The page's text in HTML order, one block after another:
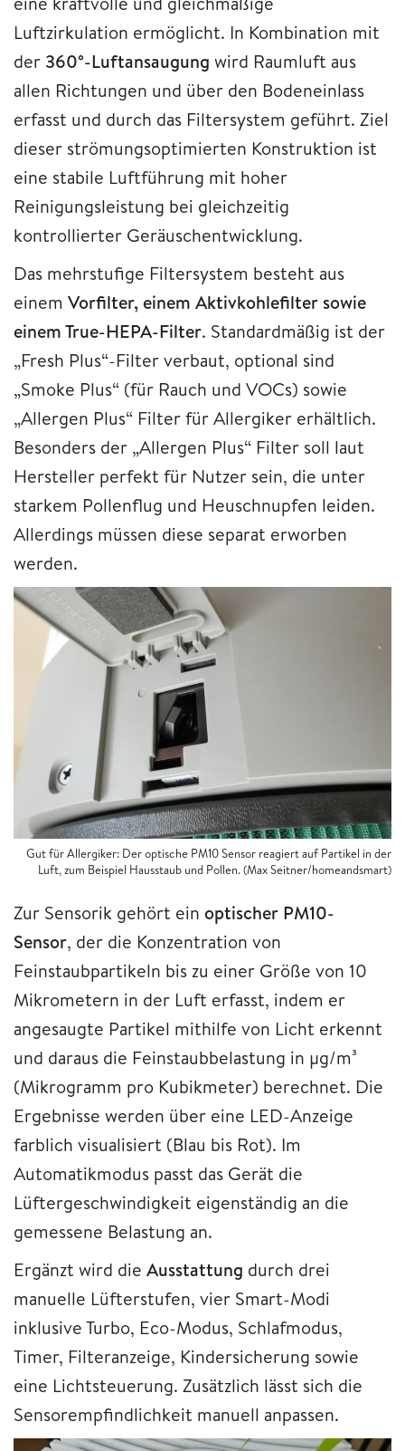
Luftzirkulation ermöglicht. In Kombination mit
der 360°-Luftansaugung wird Raumluft aus
allen Richtungen und über den Bodeneinlass
erfasst und durch das Filtersystem geführt. Ziel
dieser strömungsoptimierten Konstruktion ist
eine stabile Luftführung mit hoher
Reinigungsleistung bei gleichzeitig
kontrollierter Geräuschentwicklung.
Das mehrstufige Filtersystem besteht aus
einem Vorfilter, einem Aktivkohlefilter sowie
einem True-HEPA-Filter. Standardmäßig ist der
„Fresh Plus“-Filter verbaut, optional sind
„Smoke Plus“ (für Rauch und VOCs) sowie
„Allergen Plus“ Filter für Allergiker erhältlich.
Besonders der „Allergen Plus“ Filter soll laut
Hersteller perfekt für Nutzer sein, die unter
starkem Pollenflug und Heuschnupfen leiden.
Allerdings müssen diese separat erworben
werden.
Gut für Allergiker: Der optische PM10 Sensor reagiert auf Partikel in der
Luft, zum Beispiel Hausstaub und Pollen. (Max Seitner/homeandsmart)
Zur Sensorik gehört ein optischer PM10-
Sensor, der die Konzentration von
Feinstaubpartikeln bis zu einer Größe von 10
Mikrometern in der Luft erfasst, indem er
angesaugte Partikel mithilfe von Licht erkennt
und daraus die Feinstaubbelastung in µg/m³
(Mikrogramm pro Kubikmeter) berechnet. Die
Ergebnisse werden über eine LED-Anzeige
farblich visualisiert (Blau bis Rot). Im
Automatikmodus passt das Gerät die
Lüftergeschwindigkeit eigenständig an die
gemessene Belastung an.
Ergänzt wird die Ausstattung durch drei
manuelle Lüfterstufen, vier Smart-Modi
inklusive Turbo, Eco-Modus, Schlafmodus,
Timer, Filteranzeige, Kindersicherung sowie
eine Lichtsteuerung. Zusätzlich lässt sich die
Sensorempfindlichkeit manuell anpassen.